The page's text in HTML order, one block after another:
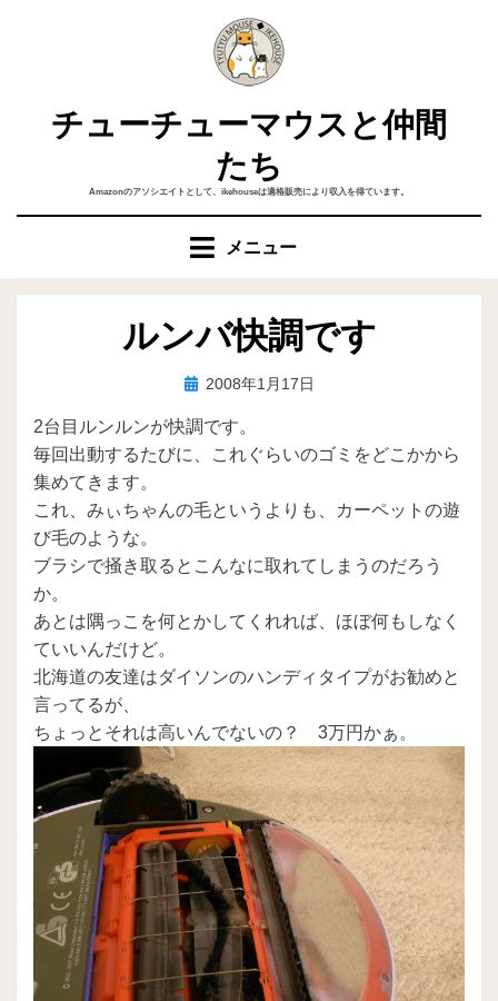
チューチューマウスと仲間
たち
Amazonのアソシエイトとして、ikehouseは適格販売により収入を得ています。
メニュー
ルンバ快調です
投稿者ike
投
日:
2008年1月17日
2台目ルンルンが快調です。
毎回出動するたびに、これぐらいのゴミをどこかから
集めてきます。
これ、みぃちゃんの毛というよりも、カーペットの遊
び毛のような。
ブラシで掻き取るとこんなに取れてしまうのだろう
か。
あとは隅っこを何とかしてくれれば、ほぼ何もしなく
ていいんだけど。
北海道の友達はダイソンのハンディタイプがお勧めと
言ってるが、
ちょっとそれは高いんでないの？ 3万円かぁ。